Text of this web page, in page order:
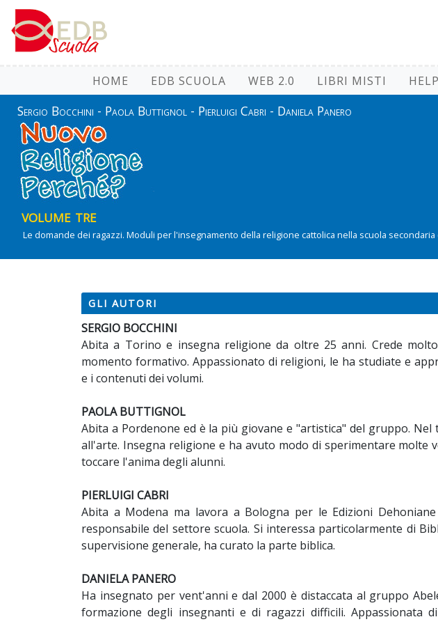
HOME EDB SCUOLA WEB 2.0 LIBRI MISTI HELP
Sergio Bocchini - Paola Buttignol - Pierluigi Cabri - Daniela Panero
volume tre
Le domande dei ragazzi. Moduli per l'insegnamento della religione cattolica nella scuola
GLI AUTORI
SERGIO BOCCHINI
Abita a Torino e insegna religione da oltre 25 anni. Crede
momento formativo. Appassionato di religioni, le ha studiate e
e i contenuti dei volumi.
PAOLA BUTTIGNOL
Abita a Pordenone ed è la più giovane e "artistica" del gruppo.
all'arte. Insegna religione e ha avuto modo di sperimentare molte
toccare l'anima degli alunni.
PIERLUIGI CABRI
Abita a Modena ma lavora a Bologna per le Edizioni
responsabile del settore scuola. Si interessa particolarmente di
supervisione generale, ha curato la parte biblica.
DANIELA PANERO
Ha insegnato per vent'anni e dal 2000 è distaccata al gruppo
formazione degli insegnanti e di ragazzi difficili. Appassionata